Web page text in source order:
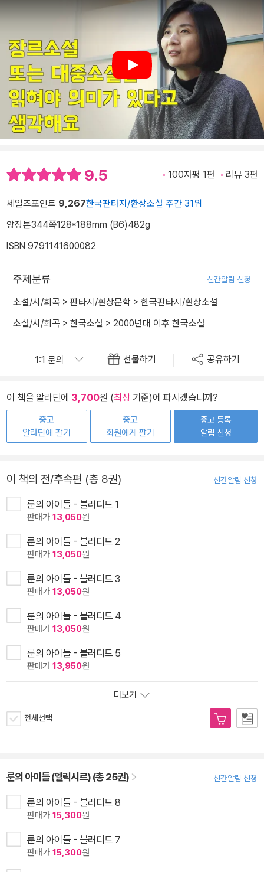
Play
9.5 100자평 1편 리뷰 3편
세일즈포인트 9,267한국판타지/환상소설 주간 31위
양장본344쪽128*188mm (B6)482g
ISBN 9791141600082
주제분류 신간알림 신청
소설/시/희곡 > 판타지/환상문학 > 한국판타지/환상소설
소설/시/희곡 > 한국소설 > 2000년대 이후 한국소설
선물하기 공유하기
이 책을 알라딘에 3,700원 (최상기준)에 파시겠습니까?
중고
알라딘에 팔기
중고
회원에게 팔기
중고 등록
알림 신청
이 책의 전/후속편 (총 8권) 신간알림 신청
룬의 아이들 - 블러디드 1
판매가 13,050원
룬의 아이들 - 블러디드 2
판매가 13,050원
룬의 아이들 - 블러디드 3
판매가 13,050원
룬의 아이들 - 블러디드 4
판매가 13,050원
룬의 아이들 - 블러디드 5
판매가 13,950원
더보기
전체선택
룬의 아이들 (엘릭시르) (총 25권) 신간알림 신청
룬의 아이들 - 블러디드 8
판매가 15,300원
룬의 아이들 - 블러디드 7
판매가 15,300원